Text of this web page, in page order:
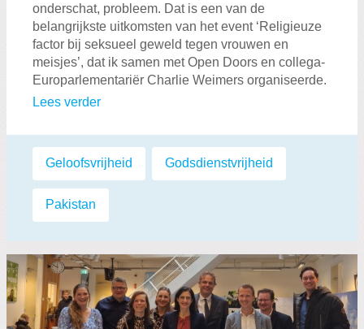
onderschat, probleem. Dat is een van de
belangrijkste uitkomsten van het event ‘Religieuze
factor bij seksueel geweld tegen vrouwen en
meisjes’, dat ik samen met Open Doors en collega-
Europarlementariër Charlie Weimers organiseerde.
Lees verder
Labels:
Geloofsvrijheid Godsdienstvrijheid
Pakistan